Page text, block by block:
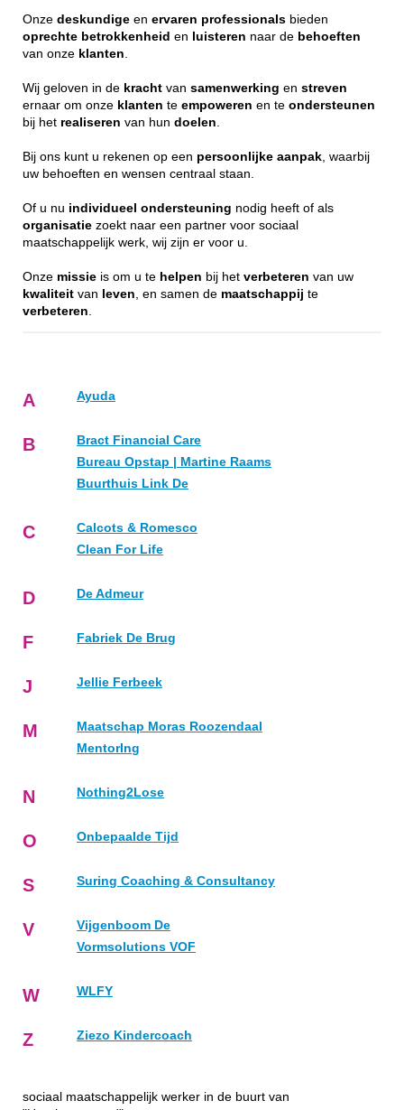
Onze deskundige en ervaren professionals bieden
oprechte betrokkenheid en luisteren naar de behoeften
van onze klanten
Wij geloven in de kracht van samenwerking en streven
ernaar om onze klanten te empoweren en te ondersteunen
bij het realiseren van hun doelen
Bij ons kunt u rekenen op een persoonlijke aanpak , waarbij
uw behoeften en wensen centraal staan.
Of u nu individueel ondersteuning nodig heeft of als
organisatie zoekt naar een partner voor sociaal
maatschappelijk werk, wij zijn er voor u.
Onze missie is om u te helpen bij het verbeteren van uw
kwaliteit van leven , en samen de maatschappij te
verbeteren
A Ayuda
B
Bract Financial Care
Bureau Opstap | Martine Raams
Buurthuis Link De
C
Calcots & Romesco
Clean For Life
D De Admeur
F Fabriek De Brug
J Jellie Ferbeek
M
Maatschap Moras Roozendaal
MentorIng
N Nothing2Lose
O Onbepaalde Tijd
S Suring Coaching & Consultancy
V
Vijgenboom De
Vormsolutions VOF
W WLFY
Z Ziezo Kindercoach
sociaal maatschappelijk werker in de buurt van